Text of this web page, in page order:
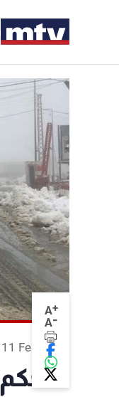
A+
A-
11 Feb 2022